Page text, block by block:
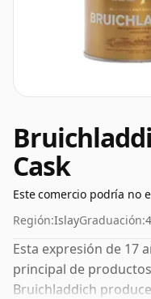
Cask
Este comercio podría no
Región:IslayGraduación:
Esta expresión de 17
principal de
Bruichladdich